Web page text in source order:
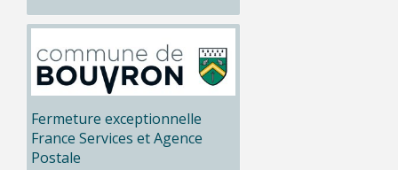
Fermeture exceptionnelle
France Services et Agence
Postale